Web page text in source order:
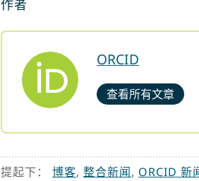
作者
ORCID
查看所有文章
提起下： 博客, 整合新闻, ORCID 新